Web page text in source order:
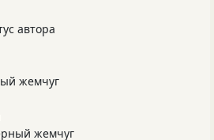
автора
жемчуг
жемчуг